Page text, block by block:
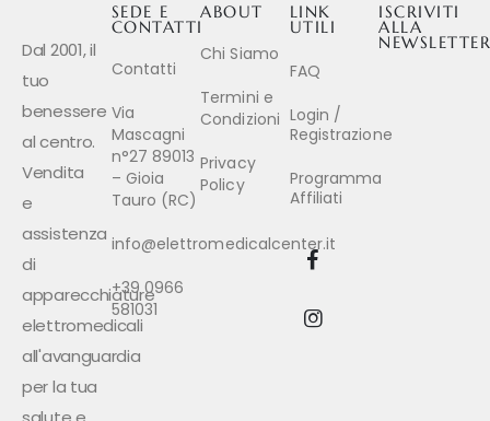
Dal 2001, il
tuo
benessere
al centro.
Vendita
e
assistenza
di
apparecchiature
elettromedicali
all'avanguardia
per la tua
LINK
UTILI
FAQ
Login /
Registrazione
Programma
Affiliati
ABOUT
Chi Siamo
Termini e
Condizioni
Privacy
Policy
SEDE E
CONTATTI
Contatti
Via
Mascagni
n°27 89013
– Gioia
Tauro (RC)
info@elettromedicalcenter.it
+39 0966
581031
ISCRIVITI
ALLA